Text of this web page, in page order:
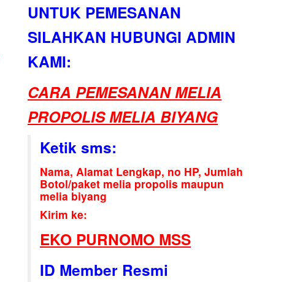
UNTUK PEMESANAN
SILAHKAN HUBUNGI ADMIN
KAMI:
CARA PEMESANAN MELIA
PROPOLIS MELIA BIYANG
Ketik sms:
Nama, Alamat Lengkap, no HP, Jumlah
Botol/paket melia propolis maupun
melia biyang
Kirim ke:
EKO PURNOMO MSS
ID Member Resmi